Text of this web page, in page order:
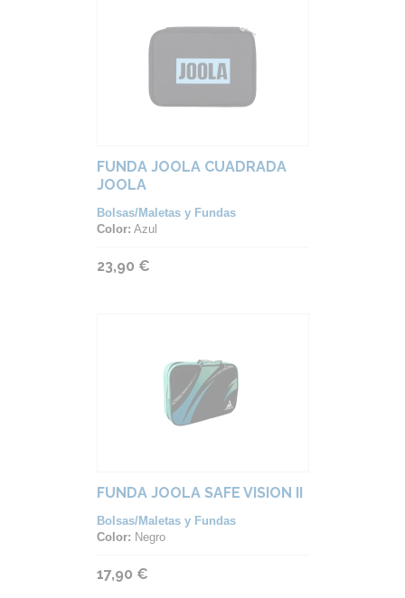
FUNDA JOOLA CUADRADA
JOOLA
Bolsas/Maletas y Fundas
Color: Azul
23,90 €
FUNDA JOOLA SAFE VISION II
Bolsas/Maletas y Fundas
Color: Negro
17,90 €